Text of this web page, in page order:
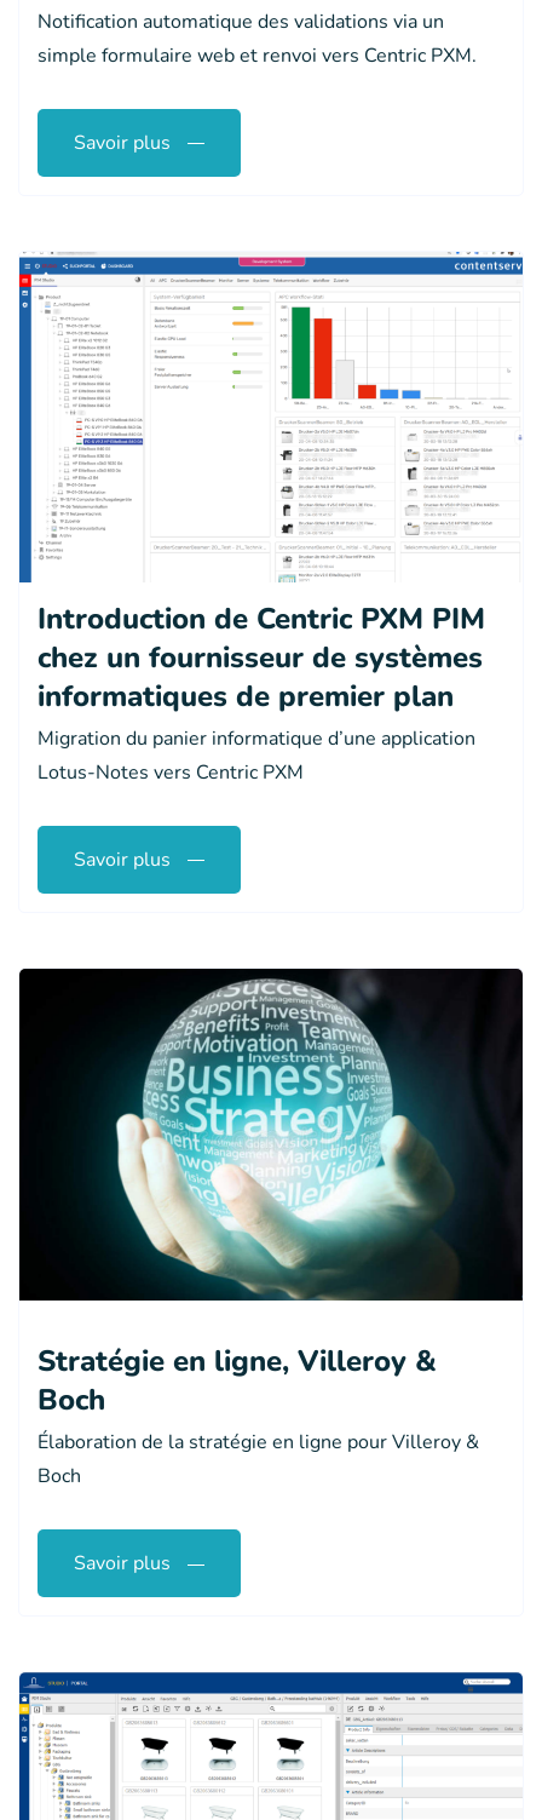
Notification automatique des validations via un
simple formulaire web et renvoi vers Centric PXM.
Savoir plus
Introduction de Centric PXM PIM
chez un fournisseur de systèmes
informatiques de premier plan
Migration du panier informatique d’une application
Lotus-Notes vers Centric PXM
Savoir plus
Stratégie en ligne, Villeroy &
Boch
Élaboration de la stratégie en ligne pour Villeroy &
Boch
Savoir plus